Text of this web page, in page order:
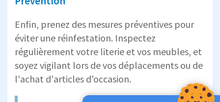
Enfin, prenez des mesures préventives pour
éviter une réinfestation. Inspectez
régulièrement votre literie et vos meubles, et
soyez vigilant lors de vos déplacements ou de
l'achat d'articles d'occasion.